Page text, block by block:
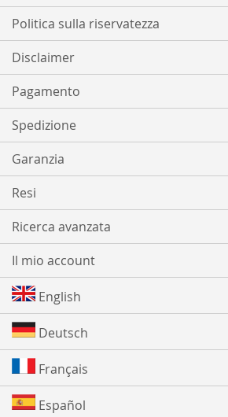
Politica sulla riservatezza
Disclaimer
Pagamento
Spedizione
Garanzia
Resi
Ricerca avanzata
Il mio account
English
Deutsch
Français
Español